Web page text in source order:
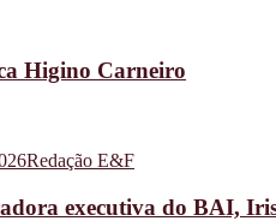
Higino Carneiro
Redação E&F
executiva do BAI,